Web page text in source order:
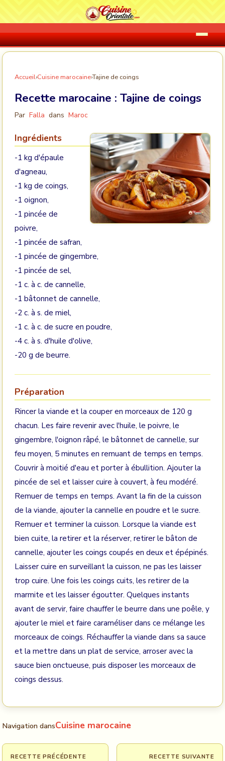
Accueil›Cuisine marocaine›Tajine de coings
Recette marocaine : Tajine de coings
Par Falla dans Maroc
Ingrédients
-1 kg d'épaule
d'agneau,
-1 kg de coings,
-1 oignon,
-1 pincée de
poivre,
-1 pincée de safran,
-1 pincée de gingembre,
-1 pincée de sel,
-1 c. à c. de cannelle,
-1 bâtonnet de cannelle,
-2 c. à s. de miel,
-1 c. à c. de sucre en poudre,
-4 c. à s. d'huile d'olive,
-20 g de beurre.
Préparation
Rincer la viande et la couper en morceaux de 120 g
chacun. Les faire revenir avec l'huile, le poivre, le
gingembre, l'oignon râpé, le bâtonnet de cannelle, sur
feu moyen, 5 minutes en remuant de temps en temps.
Couvrir à moitié d'eau et porter à ébullition. Ajouter la
pincée de sel et laisser cuire à couvert, à feu modéré.
Remuer de temps en temps. Avant la fin de la cuisson
de la viande, ajouter la cannelle en poudre et le sucre.
Remuer et terminer la cuisson. Lorsque la viande est
bien cuite, la retirer et la réserver, retirer le bâton de
cannelle, ajouter les coings coupés en deux et épépinés.
Laisser cuire en surveillant la cuisson, ne pas les laisser
trop cuire. Une fois les coings cuits, les retirer de la
marmite et les laisser égoutter. Quelques instants
avant de servir, faire chauffer le beurre dans une poêle, y
ajouter le miel et faire caraméliser dans ce mélange les
morceaux de coings. Réchauffer la viande dans sa sauce
et la mettre dans un plat de service, arroser avec la
sauce bien onctueuse, puis disposer les morceaux de
coings dessus.
Navigation dansCuisine marocaine
RECETTE PRÉCÉDENTE RECETTE SUIVANTE